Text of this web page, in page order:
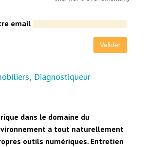
email
, Diagnostiqueur
dans le domaine du
a tout naturellement
outils numériques. Entretien